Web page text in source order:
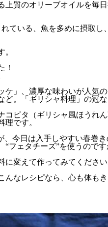
質のオリーブオイルを毎日
ている、魚を多めに摂取
。
！
」、濃厚な味わいが人
。「ギリシャ料理」の冠
ピタ（ギリシャ風ほう
です。
今日は入手しやすい春巻き
フェタチーズ”を使うので
変えて作ってみてください
なレシピなら、心も体も